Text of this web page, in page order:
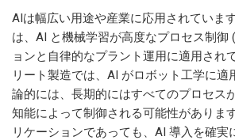
AIは幅広い用途や産業に応用されていま
は、AI と機械学習が高度なプロセス制御
ョンと自律的なプラント運用に適用され
リート製造では、AI がロボット工学に適
論的には、長期的にはすべてのプロセス
知能によって制御される可能性がありま
リケーションであっても、AI 導入を確実